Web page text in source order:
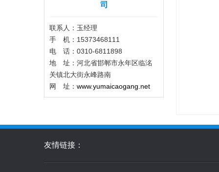
司
联系人：玉经理‬
手 机：15373468111
电 话：0310-6811898
地 址：河北省邯郸市永年区临洺
关镇北大街永峰路南
网 址： www.yumaicaogang.net
友情链接：